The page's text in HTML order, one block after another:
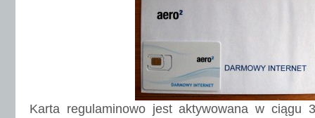
Karta regulaminowo jest aktywowana w ciągu